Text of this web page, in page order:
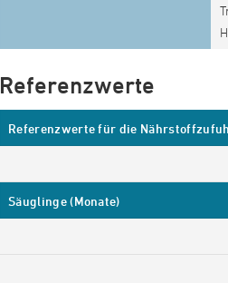
Referenzwerte
Referenzwerte für die
Säuglinge (Monate)